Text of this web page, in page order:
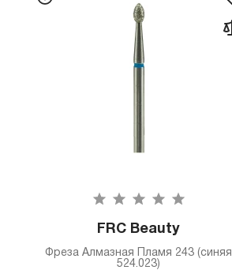
FRC Beauty
Фреза Алмазная Пламя 243 (синяя
524.023)